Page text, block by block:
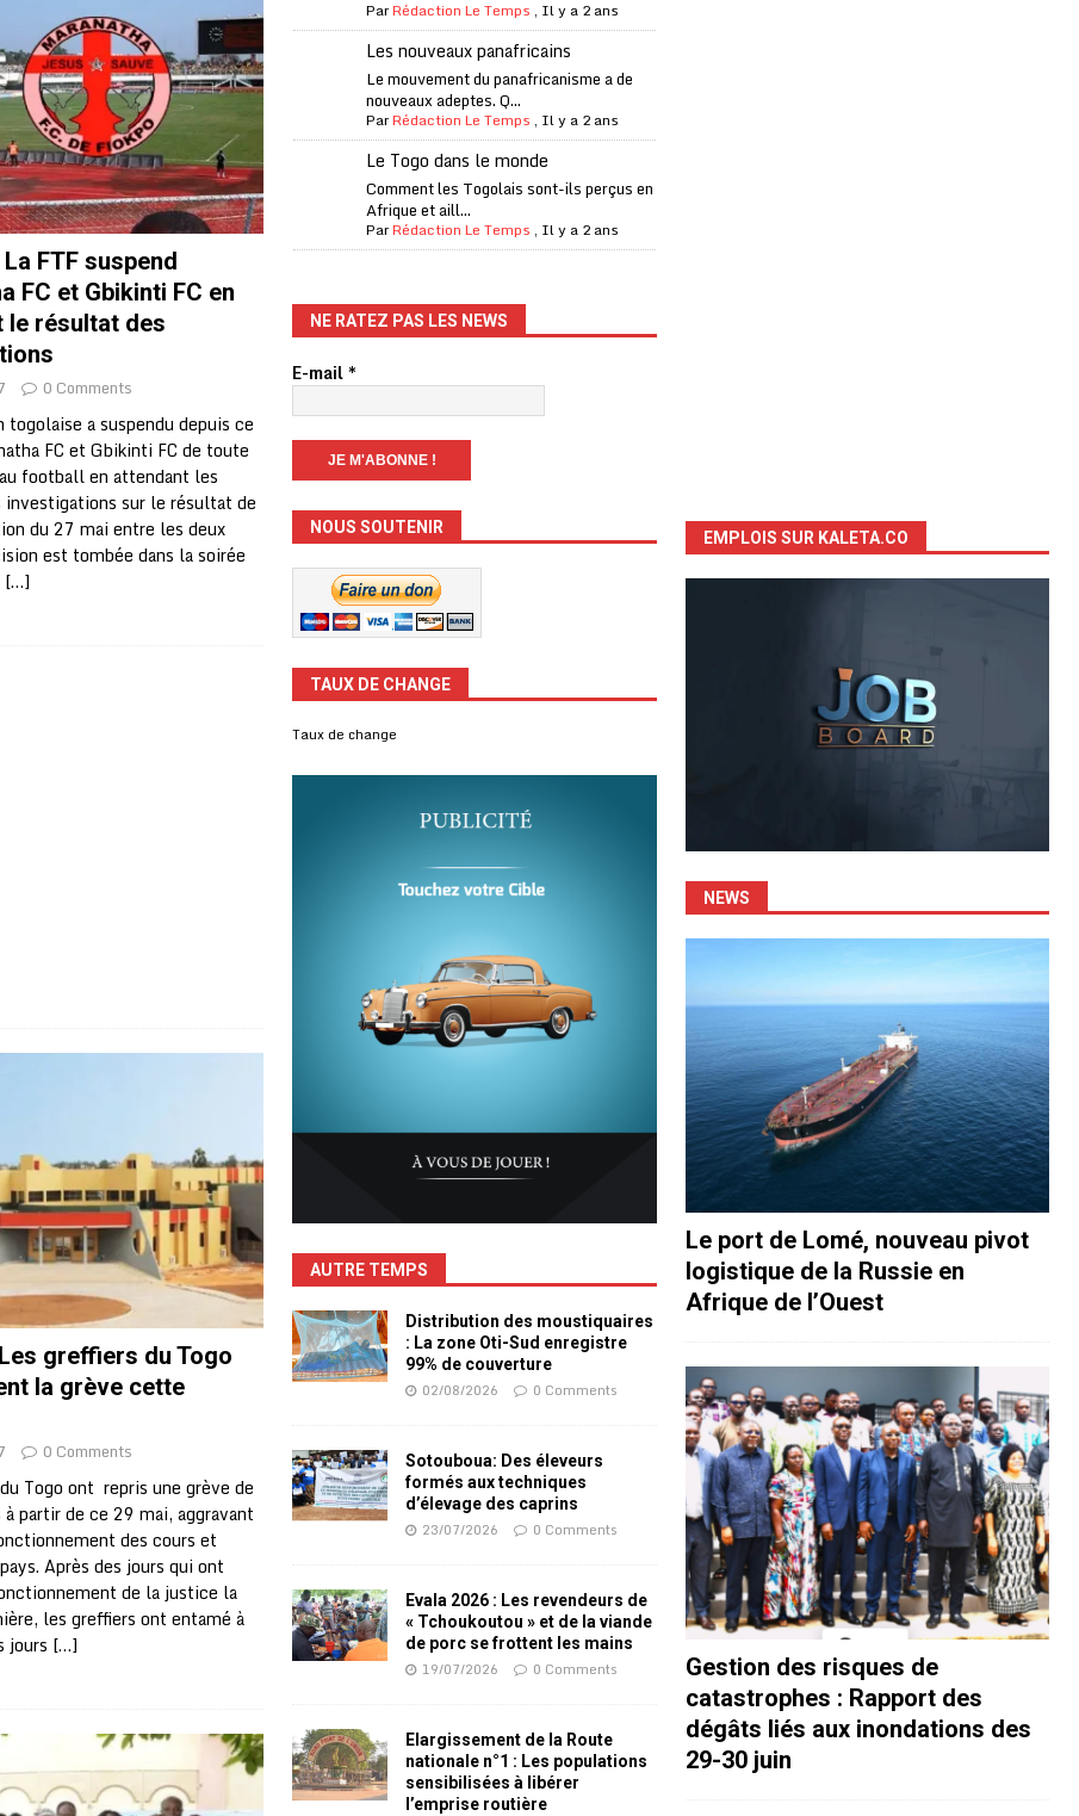
Oti-Sud enregistre 99% de couverture
A LA UNE
(CAF) à contre-courant
COOPÉRATION
à la tête de la FIFA
A LA UNE
Aliko Dangote
A LA UNE
financière
ECONOMIE
l’Italie et de l’AC Milan, est mort à 66 ans
A LA UNE
son trophée de la Coupe du monde
A LA UNE
menace à «l’unanimité» d’un boycott des Coupes du monde
International exige une enquête
Eléphants de Côte d’Ivoire
FTF suspend
FC et Gbikinti FC en
le résultat des
0 Comments
togolaise a suspendu depuis ce
FC et Gbikinti FC de toute
football en attendant les
sur le résultat de
du 27 mai entre les deux
est tombée dans la soirée
[…]
greffiers du Togo
la grève cette
0 Comments
Togo ont repris une grève de
partir de ce 29 mai, aggravant
des cours et
Après des jours qui ont
de la justice la
les greffiers ont entamé à
jours […]
ParRédaction Le Temps , Il y a 2 ans
Les nouveaux panafricains
Le mouvement du panafricanisme a de
nouveaux adeptes. Q...
ParRédaction Le Temps , Il y a 2 ans
Le Togo dans le monde
Comment les Togolais sont-ils perçus en
Afrique et aill...
ParRédaction Le Temps , Il y a 2 ans
NE RATEZ PAS LES NEWS
E-mail*
NOUS SOUTENIR
TAUX DE CHANGE
Taux de change
AUTRE TEMPS
Distribution des moustiquaires
: La zone Oti-Sud enregistre
99% de couverture
02/08/2026 0 Comments
Sotouboua: Des éleveurs
formés aux techniques
d’élevage des caprins
23/07/2026 0 Comments
Evala 2026 : Les revendeurs de
« Tchoukoutou » et de la viande
de porc se frottent les mains
19/07/2026 0 Comments
Elargissement de la Route
nationale n°1 : Les populations
sensibilisées à libérer
l’emprise routière
EMPLOIS SUR KALETA.CO
NEWS
Le port de Lomé, nouveau pivot
logistique de la Russie en
Afrique de l’Ouest
Gestion des risques de
catastrophes : Rapport des
dégâts liés aux inondations des
29-30 juin